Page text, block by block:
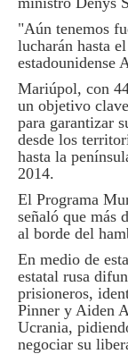
"Aún tenemos
lucharán hasta
estadounidense
Mariúpol, con
un objetivo
para garantizar
desde los
hasta la
2014.
El Programa
señaló que más
al borde del
En medio de
estatal rusa
prisioneros,
Pinner y Aiden
Ucrania,
negociar su